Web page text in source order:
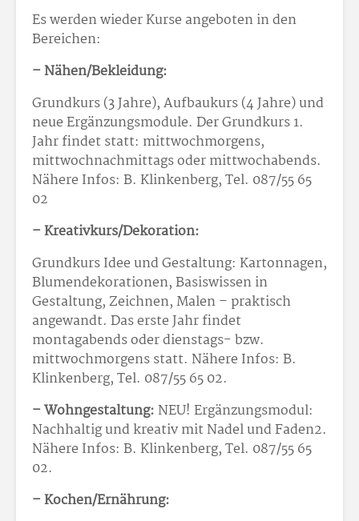
Es werden wieder Kurse angeboten in den
Bereichen:
– Nähen/Bekleidung:
Grundkurs (3 Jahre), Aufbaukurs (4 Jahre) und
neue Ergänzungsmodule. Der Grundkurs 1.
Jahr findet statt: mittwochmorgens,
mittwochnachmittags oder mittwochabends.
Nähere Infos: B. Klinkenberg, Tel. 087/55 65
02
– Kreativkurs/Dekoration:
Grundkurs Idee und Gestaltung: Kartonnagen,
Blumendekorationen, Basiswissen in
Gestaltung, Zeichnen, Malen – praktisch
angewandt. Das erste Jahr findet
montagabends oder dienstags- bzw.
mittwochmorgens statt. Nähere Infos: B.
Klinkenberg, Tel. 087/55 65 02.
– Wohngestaltung: NEU! Ergänzungsmodul:
Nachhaltig und kreativ mit Nadel und Faden2.
Nähere Infos: B. Klinkenberg, Tel. 087/55 65
02.
– Kochen/Ernährung: